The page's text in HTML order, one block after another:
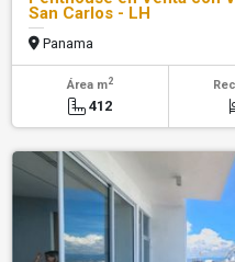
San Carlos - LH
Panama
Área m2
412